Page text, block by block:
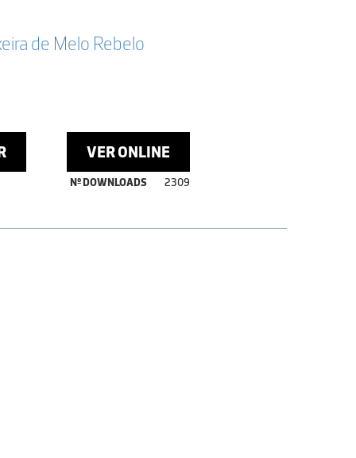
de Melo Rebelo
VER ONLINE
Nº DOWNLOADS 2309